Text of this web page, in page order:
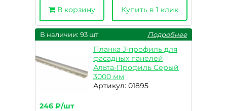
В корзину Купить в 1 клик
В наличии: 93 шт Подробнее
Планка J-профиль для
фасадных панелей
Альта-Профиль Серый
3000 мм
Артикул: 01895
246 ₽/шт